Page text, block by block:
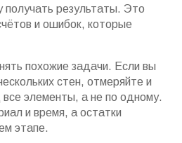
получать результаты. Это
и ошибок, которые
похожие задачи. Если вы
стен, отмеряйте и
все элементы, а не по одному.
и время, а остатки
этапе.